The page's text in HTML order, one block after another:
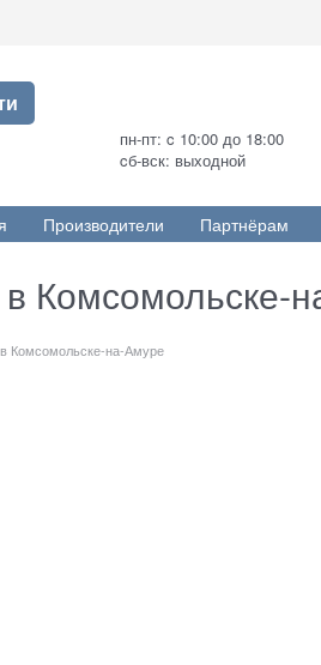
пн-пт: c 10:00 до 18:00
cб-вск: выходной
Производители Партнёрам
Комсомольске-
Комсомольске-на-Амуре